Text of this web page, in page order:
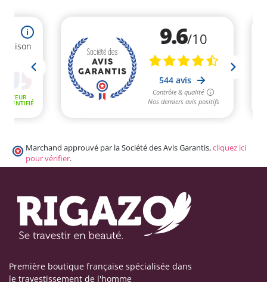
Marchand approuvé par la Société des Avis Garantis,cliquez ici
pour vérifier.
Première boutique française spécialisée dans
le travestissement de l'homme